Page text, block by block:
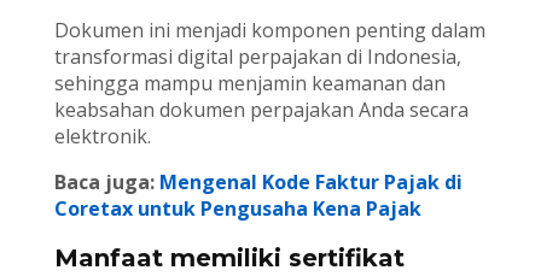
Dokumen ini menjadi komponen penting dalam
transformasi digital perpajakan di Indonesia,
sehingga mampu menjamin keamanan dan
keabsahan dokumen perpajakan Anda secara
elektronik.
Baca juga: Mengenal Kode Faktur Pajak di
Coretax untuk Pengusaha Kena Pajak
Manfaat memiliki sertifikat